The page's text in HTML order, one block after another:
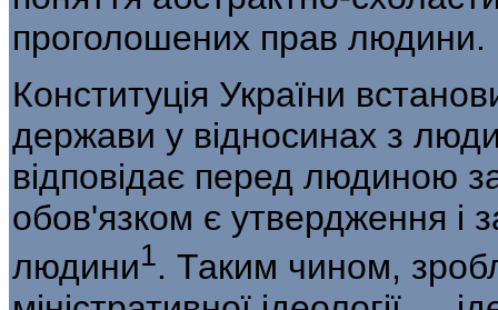
про­голошених прав людини.
Конституція України
держави у відносинах з
відповідає перед людиною
обов'язком є утвердження і
людини1. Таким чином,